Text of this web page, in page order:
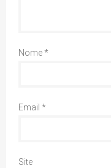
Nome*
Email *
Site